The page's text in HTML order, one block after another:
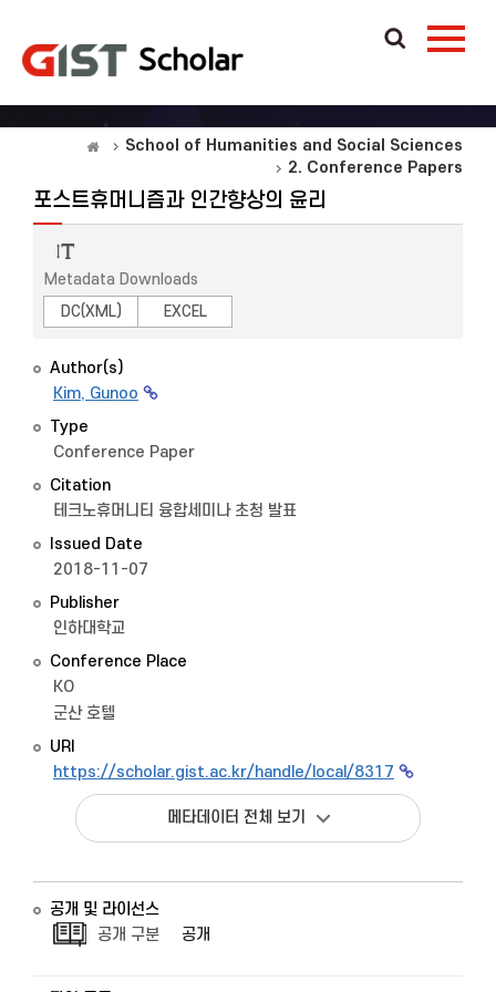
School of Humanities and Social Sciences
2. Conference Papers
포스트휴머니즘과 인간향상의 윤리
Metadata Downloads
DC(XML)
EXCEL
Author(s)
Kim, Gunoo
Type
Conference Paper
Citation
테크노휴머니티 융합세미나 초청 발표
Issued Date
2018-11-07
Publisher
인하대학교
Conference Place
KO
군산 호텔
URI
https://scholar.gist.ac.kr/handle/local/8317
메타데이터 전체 보기
공개 및 라이선스
공개 구분
공개